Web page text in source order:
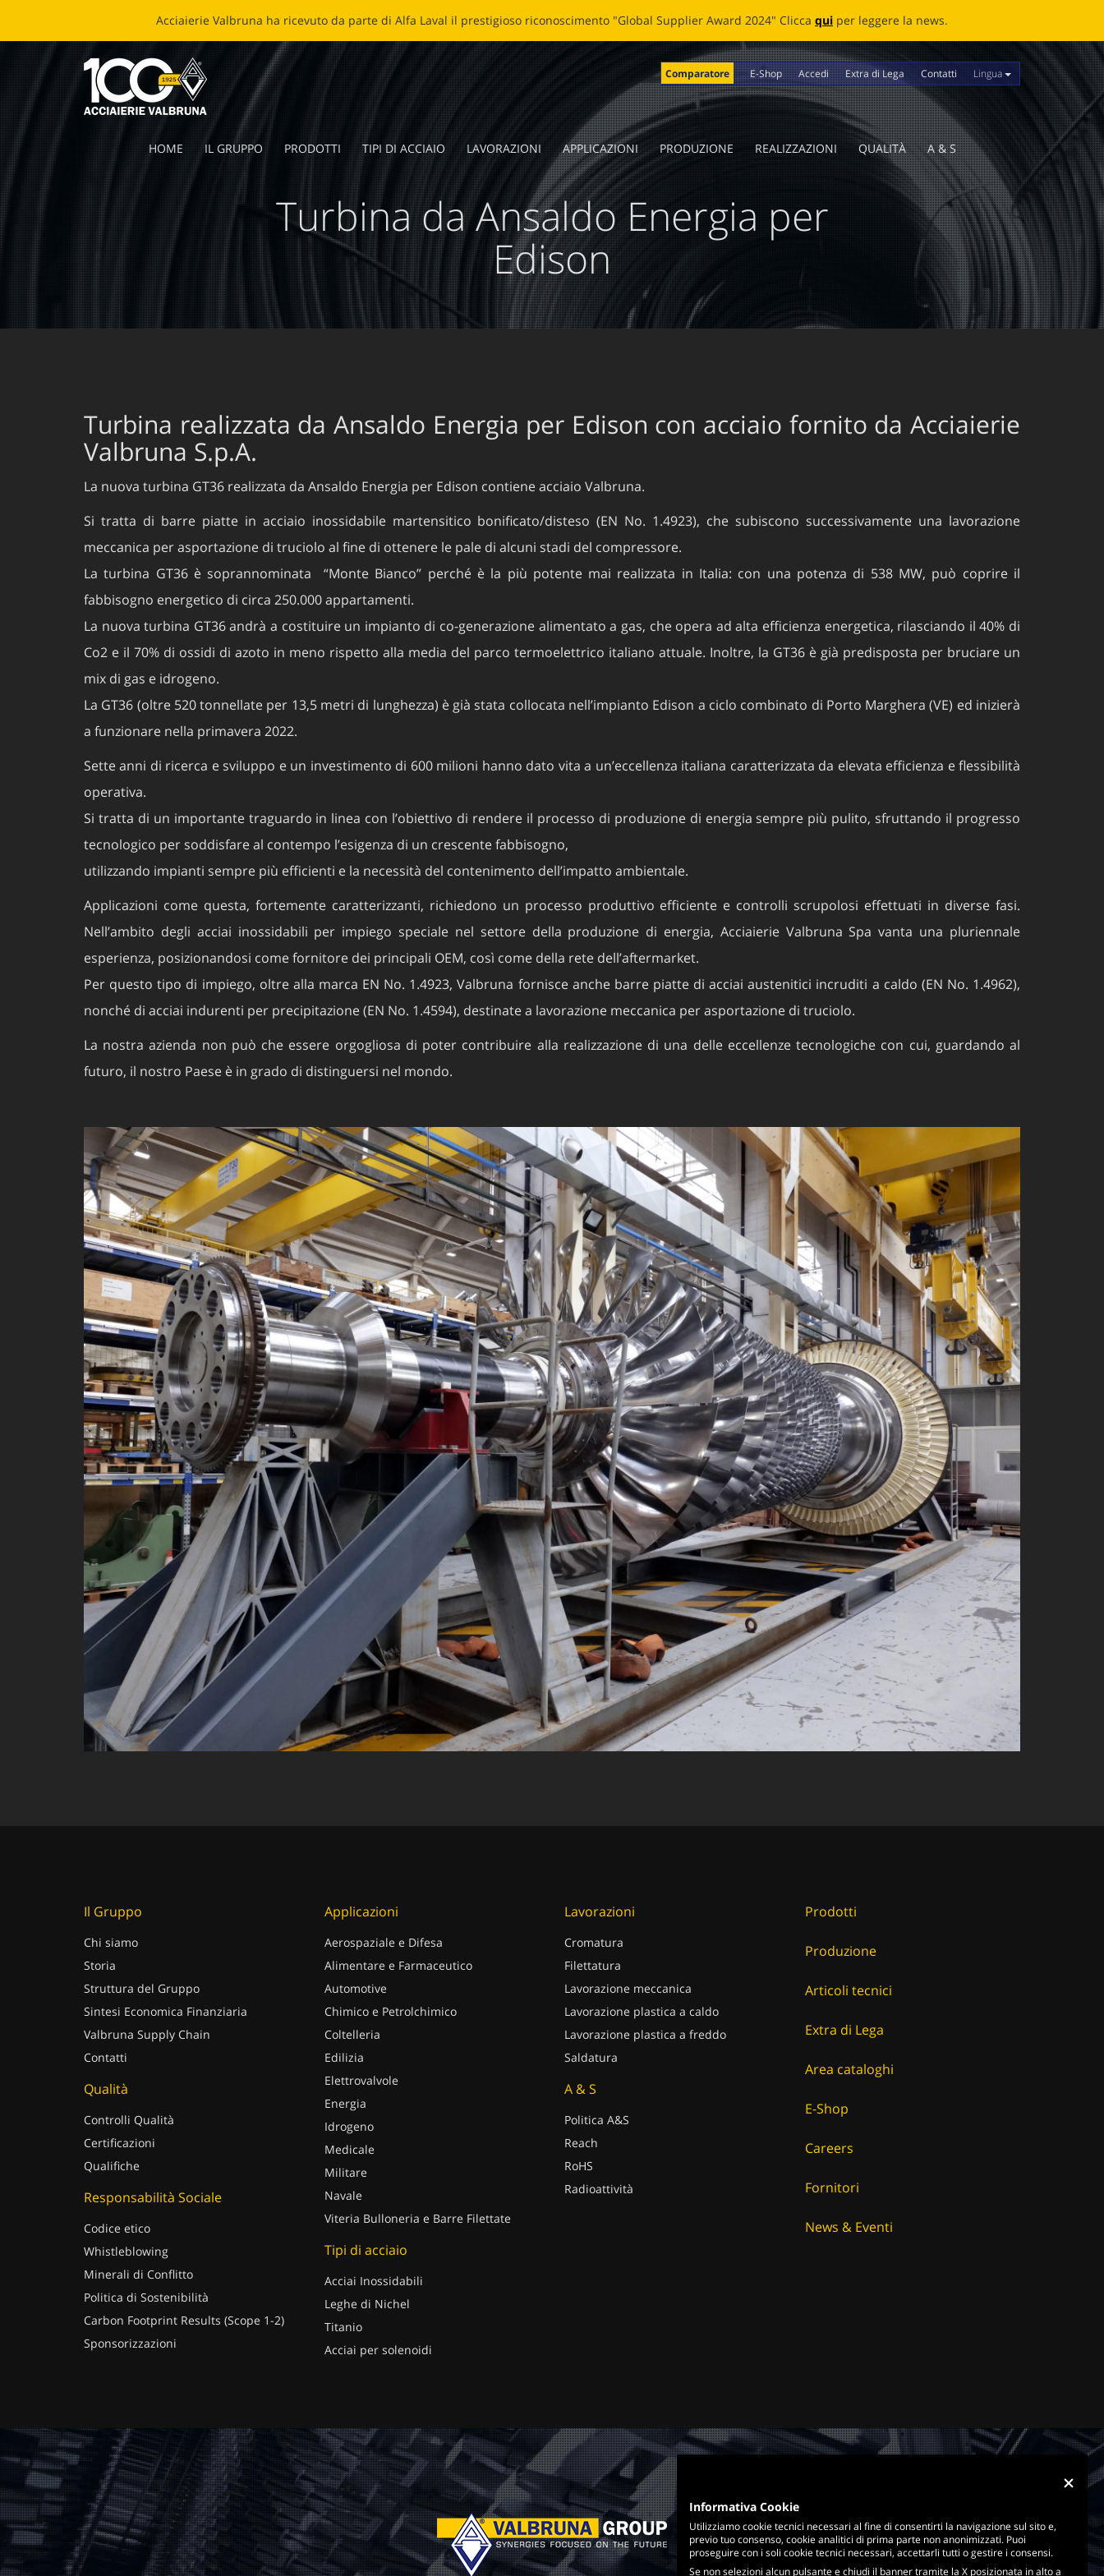
ECOBLADE: NUOVA VITA ALLE LAME SPEZZATE Cliccaquiper leggere la news.
Comparatore E-Shop Accedi Extra di Lega Contatti Lingua
HOME IL GRUPPO PRODOTTI TIPI DI ACCIAIO LAVORAZIONI APPLICAZIONI PRODUZIONE REALIZZAZIONI QUALITÀ A & S
Turbina da Ansaldo Energia per
Edison
Turbina realizzata da Ansaldo Energia per Edison con acciaio fornito da Acciaierie
Valbruna S.p.A.
La nuova turbina GT36 realizzata da Ansaldo Energia per Edison contiene acciaio Valbruna.
Si tratta di barre piatte in acciaio inossidabile martensitico bonificato/disteso (EN No. 1.4923), che subiscono successivamente una lavorazione
meccanica per asportazione di truciolo al fine di ottenere le pale di alcuni stadi del compressore.
La turbina GT36 è soprannominata “Monte Bianco” perché è la più potente mai realizzata in Italia: con una potenza di 538 MW, può coprire il
fabbisogno energetico di circa 250.000 appartamenti.
La nuova turbina GT36 andrà a costituire un impianto di co-generazione alimentato a gas, che opera ad alta efficienza energetica, rilasciando il 40% di
Co2 e il 70% di ossidi di azoto in meno rispetto alla media del parco termoelettrico italiano attuale. Inoltre, la GT36 è già predisposta per bruciare un
mix di gas e idrogeno.
La GT36 (oltre 520 tonnellate per 13,5 metri di lunghezza) è già stata collocata nell’impianto Edison a ciclo combinato di Porto Marghera (VE) ed inizierà
a funzionare nella primavera 2022.
Sette anni di ricerca e sviluppo e un investimento di 600 milioni hanno dato vita a un’eccellenza italiana caratterizzata da elevata efficienza e flessibilità
operativa.
Si tratta di un importante traguardo in linea con l’obiettivo di rendere il processo di produzione di energia sempre più pulito, sfruttando il progresso
tecnologico per soddisfare al contempo l’esigenza di un crescente fabbisogno,
utilizzando impianti sempre più efficienti e la necessità del contenimento dell’impatto ambientale.
Applicazioni come questa, fortemente caratterizzanti, richiedono un processo produttivo efficiente e controlli scrupolosi effettuati in diverse fasi.
Nell’ambito degli acciai inossidabili per impiego speciale nel settore della produzione di energia, Acciaierie Valbruna Spa vanta una pluriennale
esperienza, posizionandosi come fornitore dei principali OEM, così come della rete dell’aftermarket.
Per questo tipo di impiego, oltre alla marca EN No. 1.4923, Valbruna fornisce anche barre piatte di acciai austenitici incruditi a caldo (EN No. 1.4962),
nonché di acciai indurenti per precipitazione (EN No. 1.4594), destinate a lavorazione meccanica per asportazione di truciolo.
La nostra azienda non può che essere orgogliosa di poter contribuire alla realizzazione di una delle eccellenze tecnologiche con cui, guardando al
futuro, il nostro Paese è in grado di distinguersi nel mondo.
Il Gruppo
Chi siamo
Storia
Struttura del Gruppo
Sintesi Economica Finanziaria
Valbruna Supply Chain
Contatti
Qualità
Controlli Qualità
Certificazioni
Qualifiche
Responsabilità Sociale
Codice etico
Whistleblowing
Minerali di Conflitto
Politica di Sostenibilità
Carbon Footprint Results (Scope 1-2)
Sponsorizzazioni
Applicazioni
Aerospaziale e Difesa
Alimentare e Farmaceutico
Automotive
Chimico e Petrolchimico
Coltelleria
Edilizia
Elettrovalvole
Energia
Idrogeno
Medicale
Militare
Navale
Viteria Bulloneria e Barre Filettate
Tipi di acciaio
Acciai Inossidabili
Leghe di Nichel
Titanio
Acciai per solenoidi
Lavorazioni
Cromatura
Filettatura
Lavorazione meccanica
Lavorazione plastica a caldo
Lavorazione plastica a freddo
Saldatura
A & S
Politica A&S
Reach
RoHS
Radioattività
Prodotti
Produzione
Articoli tecnici
Extra di Lega
Area cataloghi
E-Shop
Careers
Fornitori
News & Eventi
Informativa Cookie
Utilizziamo cookie tecnici necessari al fine di consentirti la navigazione sul sito e,
previo tuo consenso, cookie analitici di prima parte non anonimizzati. Puoi
proseguire con i soli cookie tecnici necessari, accettarli tutti o gestire i consensi.
Se non selezioni alcun pulsante e chiudi il banner tramite la X posizionata in alto a